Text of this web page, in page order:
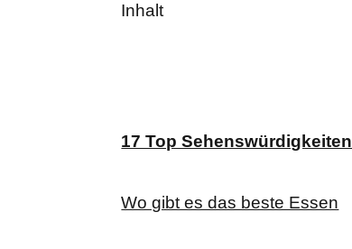
Inhalt
17 Top Sehenswürdigkeiten
Wo gibt es das beste Essen